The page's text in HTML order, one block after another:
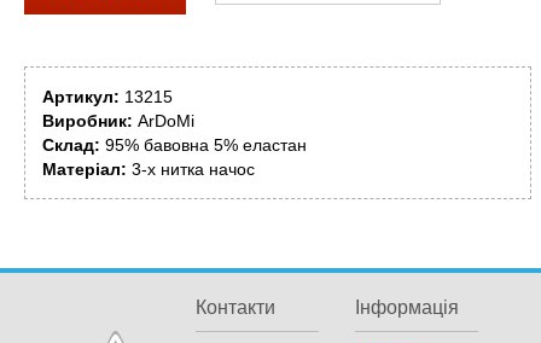
Артикул: 13215
Виробник: ArDoMi
Склад: 95% бавовна 5% еластан
Матеріал: 3-х нитка начос
Контакти Інформація